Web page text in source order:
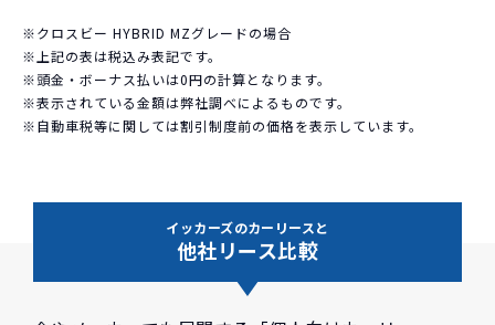
※クロスビー HYBRID MZグレードの場合
※上記の表は税込み表記です。
※頭金・ボーナス払いは0円の計算となります。
※表示されている金額は弊社調べによるものです。
※自動車税等に関しては割引制度前の価格を表示しています。
イッカーズのカーリースと
他社リース比較